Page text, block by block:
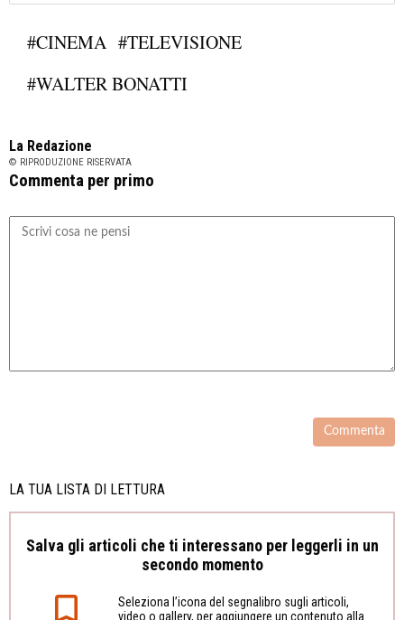
#CINEMA #TELEVISIONE
#WALTER BONATTI
La Redazione
© RIPRODUZIONE RISERVATA
Commenta per primo
LA TUA LISTA DI LETTURA
Salva gli articoli che ti interessano per leggerli in un
secondo momento
Seleziona l’icona del segnalibro sugli articoli,
video o gallery, per aggiungere un contenuto alla